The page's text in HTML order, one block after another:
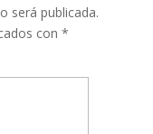
será publicada.
con *